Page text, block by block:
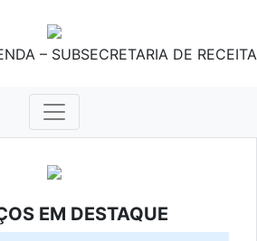
– SUBSECRETARIA DE RECEITA
EM DESTAQUE